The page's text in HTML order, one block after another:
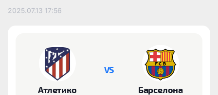
2025.07.13 17:56
Атлетико
VS
Барселона